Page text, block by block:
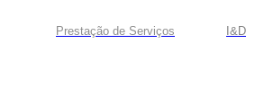
Prestação de Serviços I&D